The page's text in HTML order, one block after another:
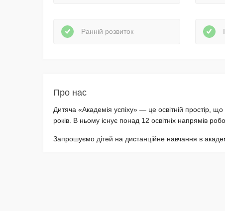
Ранній розвиток
Про нас
Дитяча «Академія успіху» — це освітній простір,
років. В ньому існує понад 12 освітніх напрямів
Запрошуємо дітей на дистанційне навчання в